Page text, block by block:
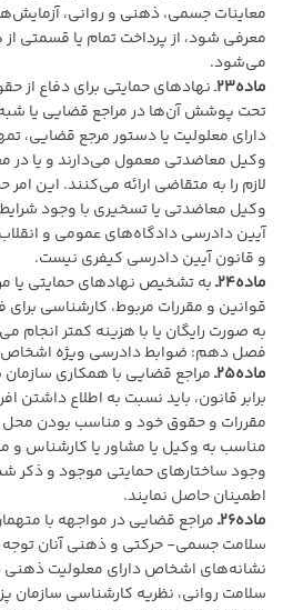
معاینات جسمی، ذهنی و روانی،
معرفی شود، از پرداخت تمام یا قسمتی
می‌شود.
ماده۲۳
ـ نهادهای حمایتی برای دفاع از
تحت پوشش آن‌ها در مراجع قضایی یا
دارای معلولیت یا دستور مرجع قضایی،
وکیل معاضدتی معمول می‌دارند و یا
لازم را به متقاضی ارائه می‌کنند. این
وکیل معاضدتی یا تسخیری با وجود
و قانون آیین دادرسی کیفری نیست.
ماده۲۴ـ
به تشخیص نهادهای حمایتی یا
قوانین و مقررات مربوط، کارشناسی
به صورت رایگان یا با هزینه کمتر انجام
فصل دهم: ضوابط دادرسی ویژه اشخاص
ماده۲۵ـ
مراجع قضایی با همکاری سازمان
برابر قانون، باید نسبت به اطلاع داشتن
مقررات و حقوق خود و مناسب بودن
مناسب به وکیل یا مشاور یا کارشناس و
وجود ساختارهای حمایتی موجود و ذکر
اطمینان حاصل نمایند.
ماده۲۶ـ
مراجع قضایی در مواجهه با
سلامت جسمی- حرکتی و ذهنی آنان
نشانه‌های اشخاص دارای معلولیت ذهنی
سلامت روانی، نظریه کارشناسی سازمان